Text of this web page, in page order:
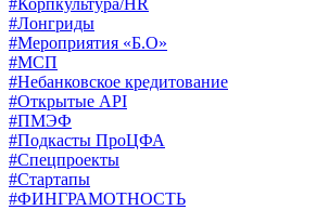
#Корпкультура/HR
#Лонгриды
#Мероприятия «Б.О»
#МСП
#Небанковское кредитование
#Открытые API
#ПМЭФ
#Подкасты ПроЦФА
#Спецпроекты
#Стартапы
#ФИНГРАМОТНОСТЬ